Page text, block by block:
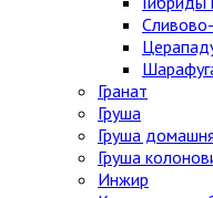
Гранат
Груша
Груша
Груша
Инжир